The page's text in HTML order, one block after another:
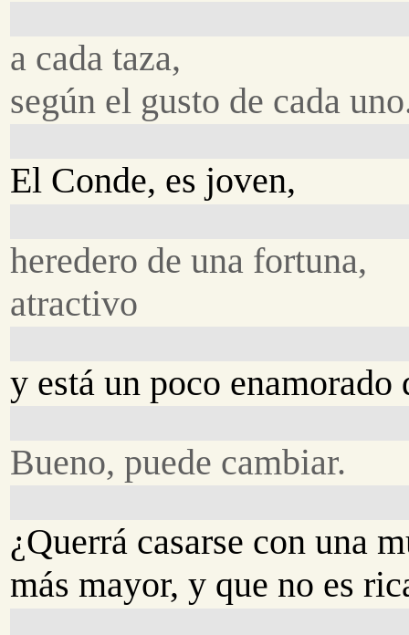
a cada taza,
según el gusto de cada
El Conde, es joven,
heredero de una fortuna,
atractivo
y está un poco enamorado
Bueno, puede cambiar.
¿Querrá casarse con una
más mayor, y que no es